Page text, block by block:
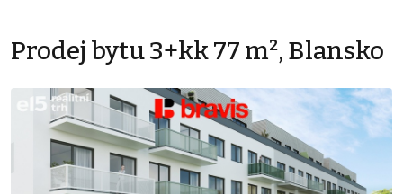
Prodej bytu 3+kk 77 m², Blansko